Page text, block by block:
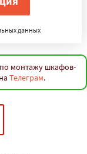
данных
по монтажу шкафов-
Телеграм.